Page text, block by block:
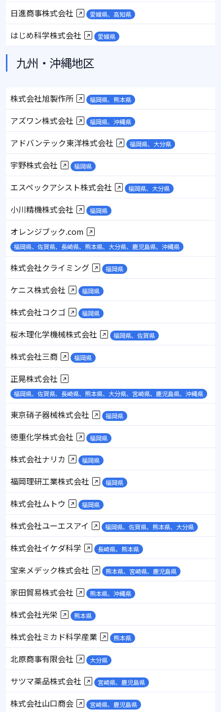
日進商事株式会社 愛媛県、高知県
はじめ科学株式会社 愛媛県
九州・沖縄地区
株式会社旭製作所 福岡県、熊本県
アズワン株式会社 福岡県、沖縄県
アドバンテック東洋株式会社 福岡県、大分県
宇野株式会社 福岡県
エスペックアシスト株式会社 福岡県、大分県
小川精機株式会社 福岡県
オレンジブック.com
福岡県、佐賀県、長崎県、熊本県、大分県、鹿児島県、沖縄県
株式会社クライミング 福岡県
ケニス株式会社 福岡県
株式会社コクゴ 福岡県
桜木理化学機械株式会社 福岡県、佐賀県
株式会社三商 福岡県
正晃株式会社
福岡県、佐賀県、長崎県、熊本県、大分県、宮崎県、鹿児島県、沖縄県
東京硝子器械株式会社 福岡県
徳重化学株式会社 福岡県
株式会社ナリカ 福岡県
福岡理研工業株式会社 福岡県
株式会社ムトウ 福岡県
株式会社ユーエスアイ 福岡県、佐賀県、熊本県、大分県
株式会社イケダ科学 長崎県、熊本県
宝来メデック株式会社 熊本県、宮崎県、鹿児島県
家田貿易株式会社 熊本県、沖縄県
株式会社光栄 熊本県
株式会社ミカド科学産業 熊本県
北原商事有限会社 大分県
サツマ薬品株式会社 宮崎県、鹿児島県
株式会社山口商会 宮崎県、鹿児島県